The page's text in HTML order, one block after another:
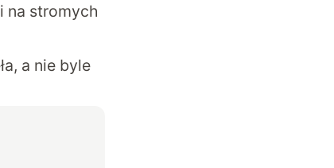
na stromych
a nie byle